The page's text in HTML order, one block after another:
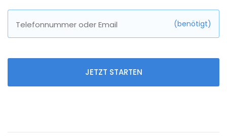
Telefonnummer oder Email (benötigt)
JETZT STARTEN